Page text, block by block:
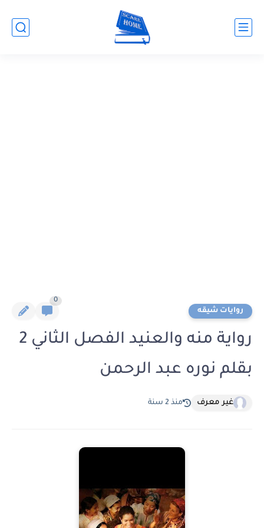
روايات شيقه
0
رواية منه والعنيد الفصل الثاني 2
بقلم نوره عبد الرحمن
غير معرف منذ 2 سنة